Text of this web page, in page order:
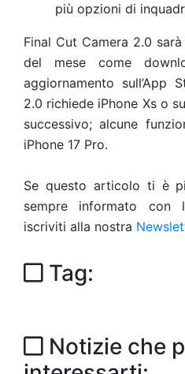
più opzioni di
Final Cut Camera 2.0
del mese come
aggiornamento sull’App
2.0 richiede iPhone Xs o
successivo; alcune
iPhone 17 Pro.
Se questo articolo ti è
sempre informato
iscriviti alla nostra
Tag:
Notizie che